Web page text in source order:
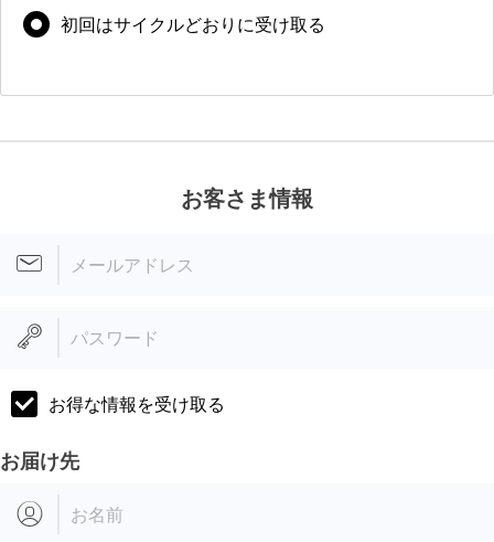
初回はサイクルどおりに受け取る
お客さま情報
メールアドレス
パスワード
お得な情報を受け取る
お届け先
お名前